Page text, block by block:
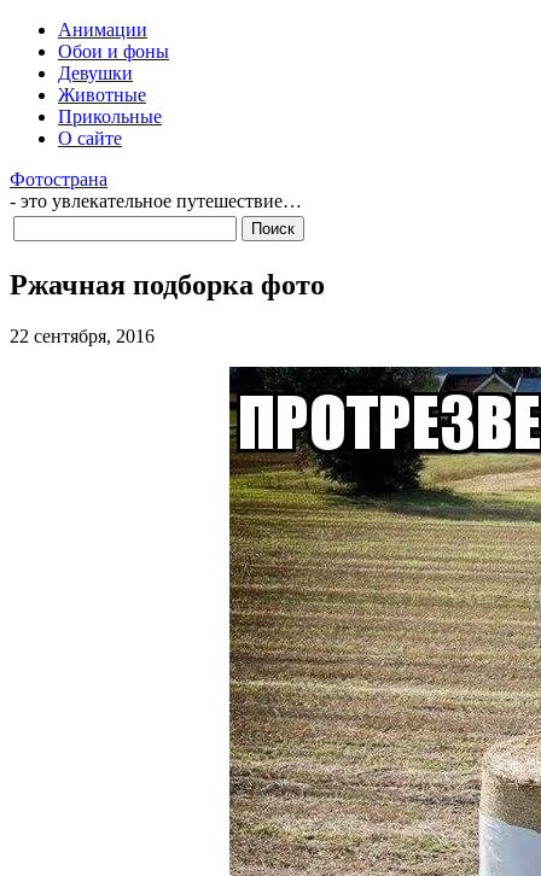
Анимации
Обои и фоны
Девушки
Животные
Прикольные
О сайте
Фотострана
- это увлекательное путешествие…
Ржачная подборка фото
22 сентября, 2016